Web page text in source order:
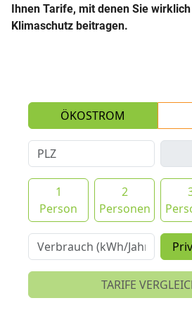
Ihnen Tarife, mit denen Sie
Klimaschutz beitragen.